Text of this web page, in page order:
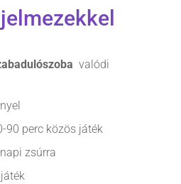
valódi
90 perc közös játék
zsúrra